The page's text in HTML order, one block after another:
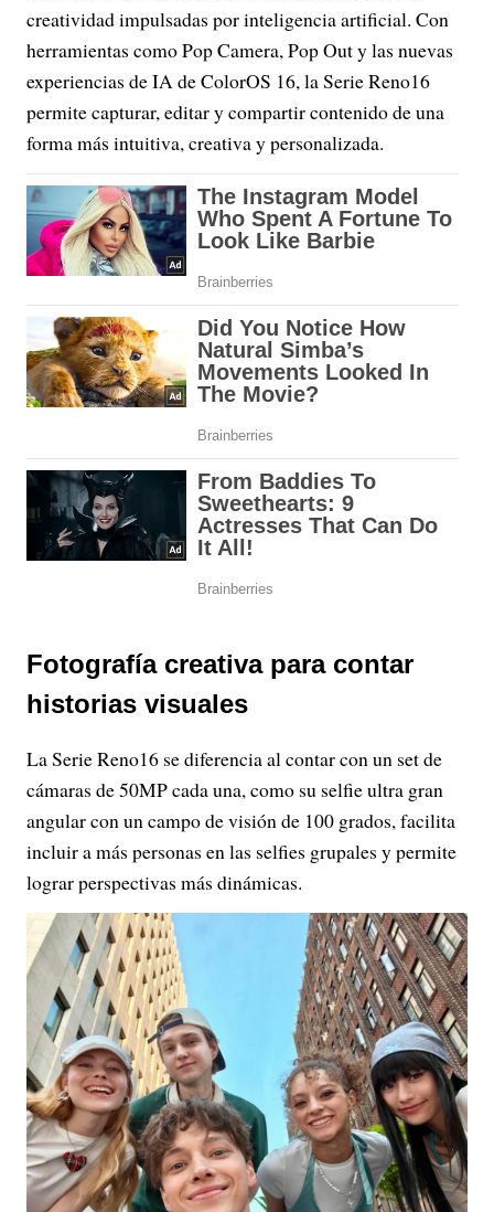
creatividad impulsadas por inteligencia artificial. Con
herramientas como Pop Camera, Pop Out y las nuevas
experiencias de IA de ColorOS 16, la Serie Reno16
permite capturar, editar y compartir contenido de una
forma más intuitiva, creativa y personalizada.
Fotografía creativa para contar
historias visuales
La Serie Reno16 se diferencia al contar con un set de
cámaras de 50MP cada una, como su selfie ultra gran
angular con un campo de visión de 100 grados, facilita
incluir a más personas en las selfies grupales y permite
lograr perspectivas más dinámicas.